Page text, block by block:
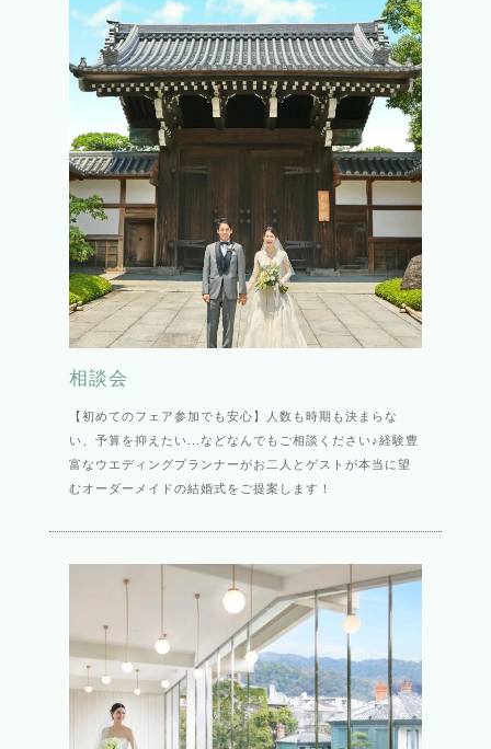
相談会
【初めてのフェア参加でも安心】人数も時期も決まらな
い、予算を抑えたい...などなんでもご相談ください♪経験豊
富なウエディングプランナーがお二人とゲストが本当に望
むオーダーメイドの結婚式をご提案します！